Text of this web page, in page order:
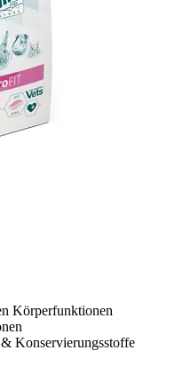
Körperfunktionen
Konservierungsstoffe